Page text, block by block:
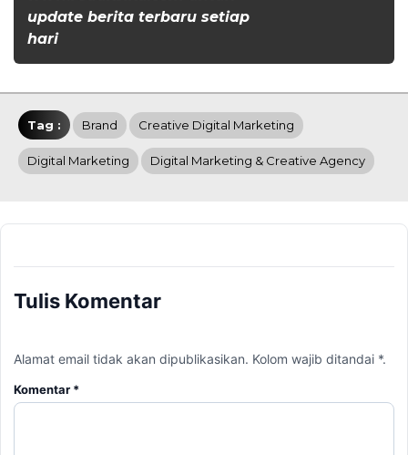
update berita terbaru setiap
hari
Tag : Brand Creative Digital Marketing
Digital Marketing Digital Marketing & Creative Agency
Tulis Komentar